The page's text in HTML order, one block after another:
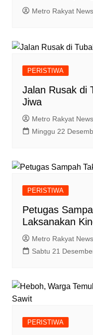
Metro Rakyat News
PERISTIWA
Jalan Rusak di
Jiwa
Metro Rakyat News
Minggu 22
PERISTIWA
Petugas
Laksanakan
Metro Rakyat News
Sabtu 21
PERISTIWA